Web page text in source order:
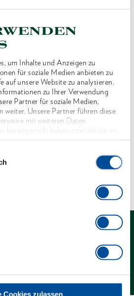
um Inhalte und Anzeigen zu
für soziale Medien anbieten zu
auf unsere Website zu analysieren.
zu Ihrer Verwendung
Partner für soziale Medien,
weiter. Unsere Partner führen diese
mit weiteren Daten
bereitgestellt haben oder die sie im
Dienste gesammelt haben. Unsere
Cookies zulassen
für Wechselkassette Typ
Gewichte
Kontakt